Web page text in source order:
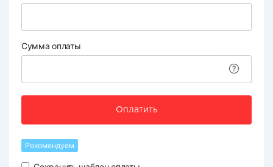
Сумма оплаты
Оплатить
Рекомендуем